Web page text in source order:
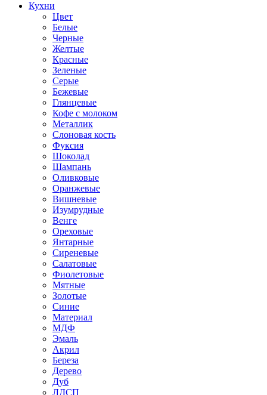
Кухни
Цвет
Белые
Черные
Желтые
Красные
Зеленые
Серые
Бежевые
Глянцевые
Кофе с молоком
Металлик
Слоновая кость
Фуксия
Шоколад
Шампань
Оливковые
Оранжевые
Вишневые
Изумрудные
Венге
Ореховые
Янтарные
Сиреневые
Салатовые
Фиолетовые
Мятные
Золотые
Синие
Материал
МДФ
Эмаль
Акрил
Береза
Дерево
Дуб
ЛДСП